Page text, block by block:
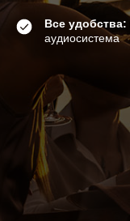
Все удобства:
аудиосистема